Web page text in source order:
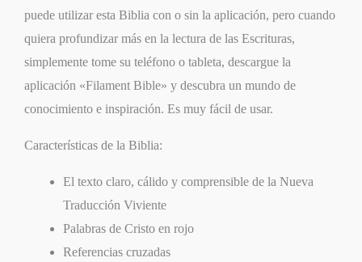
puede utilizar esta Biblia con o sin la aplicación, pero cuando
quiera profundizar más en la lectura de las Escrituras,
simplemente tome su teléfono o tableta, descargue la
aplicación «Filament Bible» y descubra un mundo de
conocimiento e inspiración. Es muy fácil de usar.
Características de la Biblia:
El texto claro, cálido y comprensible de la Nueva
Traducción Viviente
Palabras de Cristo en rojo
Referencias cruzadas